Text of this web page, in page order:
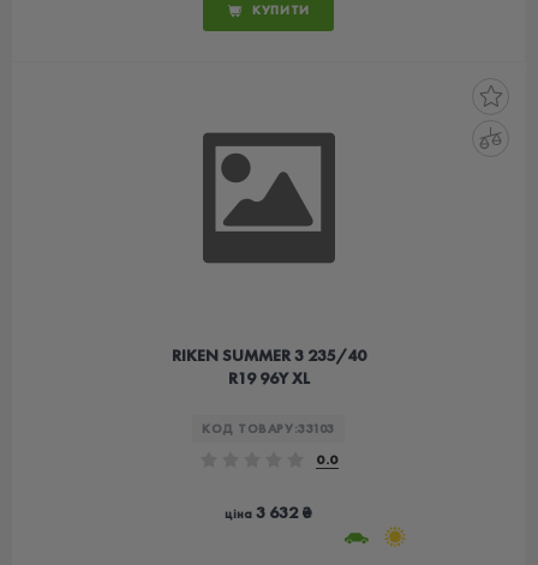
КУПИТИ
RIKEN SUMMER 3 235/40
R19 96Y XL
КОД ТОВАРУ:33103
0.0
ціна 3 632 ₴